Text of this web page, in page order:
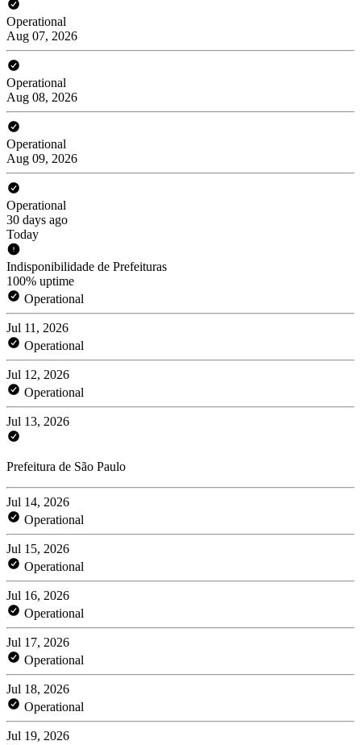
Operational
Aug 07, 2026
Operational
Aug 08, 2026
Operational
Aug 09, 2026
Operational
30 days ago
Today
Indisponibilidade de Prefeituras
100% uptime
Operational
Jul 11, 2026
Operational
Jul 12, 2026
Operational
Jul 13, 2026
Prefeitura de São Paulo
Jul 14, 2026
Operational
Jul 15, 2026
Operational
Jul 16, 2026
Operational
Jul 17, 2026
Operational
Jul 18, 2026
Operational
Jul 19, 2026